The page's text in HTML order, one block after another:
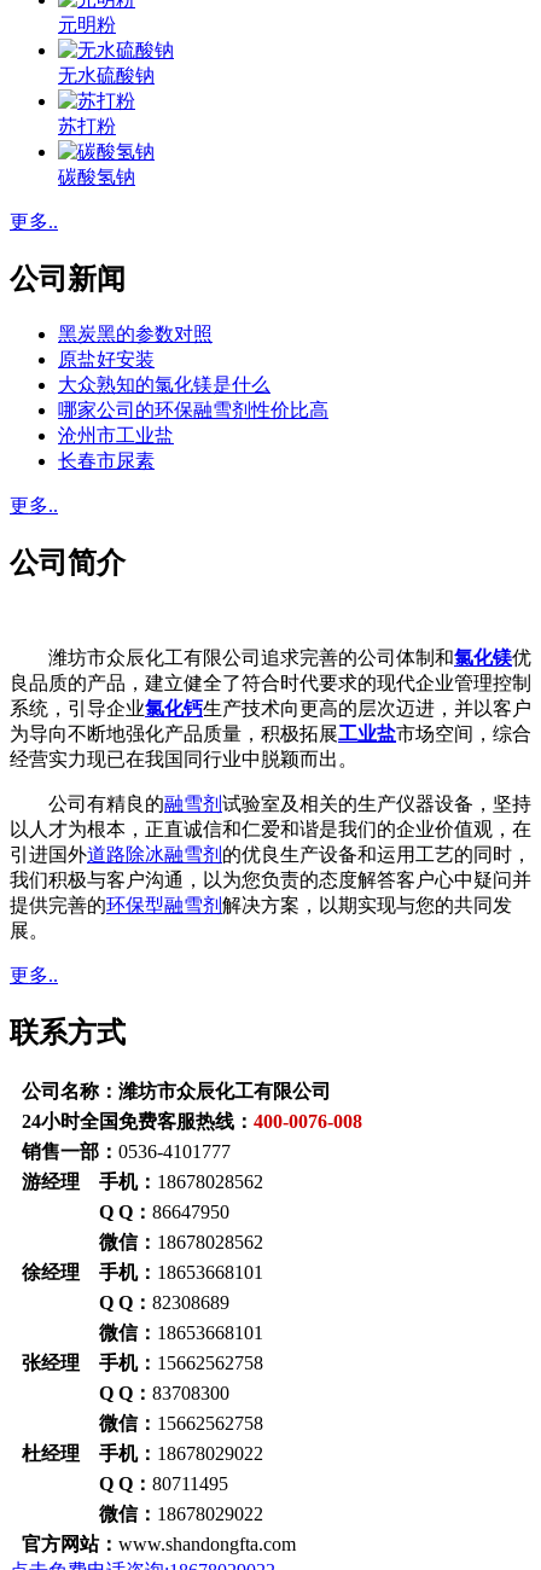
元明粉
无水硫酸钠
苏打粉
碳酸氢钠
更多..
公司新闻
黑炭黑的参数对照
原盐好安装
大众熟知的氯化镁是什么
哪家公司的环保融雪剂性价比高
沧州市工业盐
长春市尿素
更多..
公司简介
潍坊市众辰化工有限公司追求完善的公司体制和氯化镁优
良品质的产品，建立健全了符合时代要求的现代企业管理控制
系统，引导企业氯化钙生产技术向更高的层次迈进，并以客户
为导向不断地强化产品质量，积极拓展工业盐市场空间，综合
经营实力现已在我国同行业中脱颖而出。
公司有精良的融雪剂 试验室及相关的生产仪器设备，坚持
以人才为根本，正直诚信和仁爱和谐是我们的企业价值观，在
引进国外道路除冰融雪剂 的优良生产设备和运用工艺的同时，
我们积极与客户沟通，以为您负责的态度解答客户心中疑问并
提供完善的环保型融雪剂 解决方案，以期实现与您的共同发
展。
更多..
联系方式
公司名称：潍坊市众辰化工有限公司
24小时全国免费客服热线： 400-0076-008
销售一部： 0536-4101777
游经理 手机： 18678028562
Q Q： 86647950
微信： 18678028562
徐经理 手机： 18653668101
Q Q： 82308689
微信： 18653668101
张经理 手机： 15662562758
Q Q： 83708300
微信： 15662562758
杜经理 手机： 18678029022
Q Q： 80711495
微信： 18678029022
官方网站： www.shandongfta.com